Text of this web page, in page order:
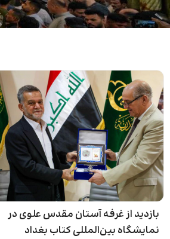
بازدید از غرفه آستان مقدس علوی در
نمایشگاه بین‌المللی کتاب بغداد